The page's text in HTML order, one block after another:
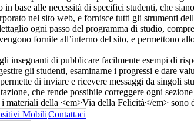
MobiliContattaci